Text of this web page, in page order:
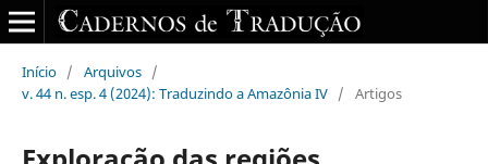
Início / Arquivos /
v. 44 n. esp. 4 (2024): Traduzindo a Amazônia IV / Artigos